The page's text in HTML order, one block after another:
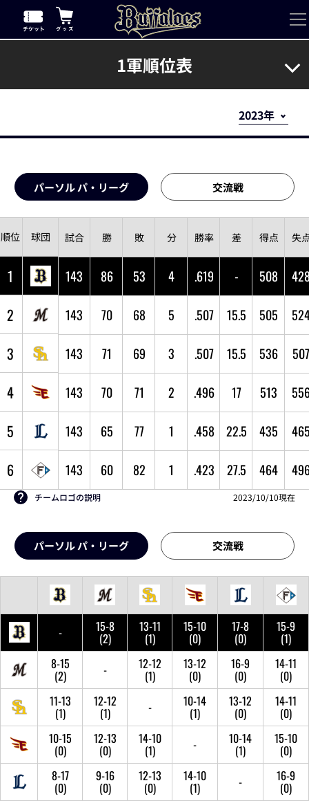
1軍順位表
パーソル パ・リーグ 交流戦
順位 球団 試合 勝 敗 分 勝率 差 得点 失
1 143 86 53 4 .619 - 508
2 143 70 68 5 .507 15.5 505
3 143 71 69 3 .507 15.5 536 507
4 143 70 71 2 .496 17 513
5 143 65 77 1 .458 22.5 435
6 143 60 82 1 .423 27.5 464
チームロゴの説明 2023/10/10現在
パーソル パ・リーグ 交流戦
- 15-8
(2)
13-11
(1)
15-10
(0)
17-8
(0)
15-9
(1)
8-15
(2) - 12-12
(1)
13-12
(0)
16-9
(0)
14-11
(0)
11-13
(1)
12-12
(1) - 10-14
(1)
13-12
(0)
14-11
(0)
10-15
(0)
12-13
(0)
14-10
(1) - 10-14
(1)
15-10
(0)
8-17
(0)
9-16
(0)
12-13
(0)
14-10
(1) - 16-9
(0)